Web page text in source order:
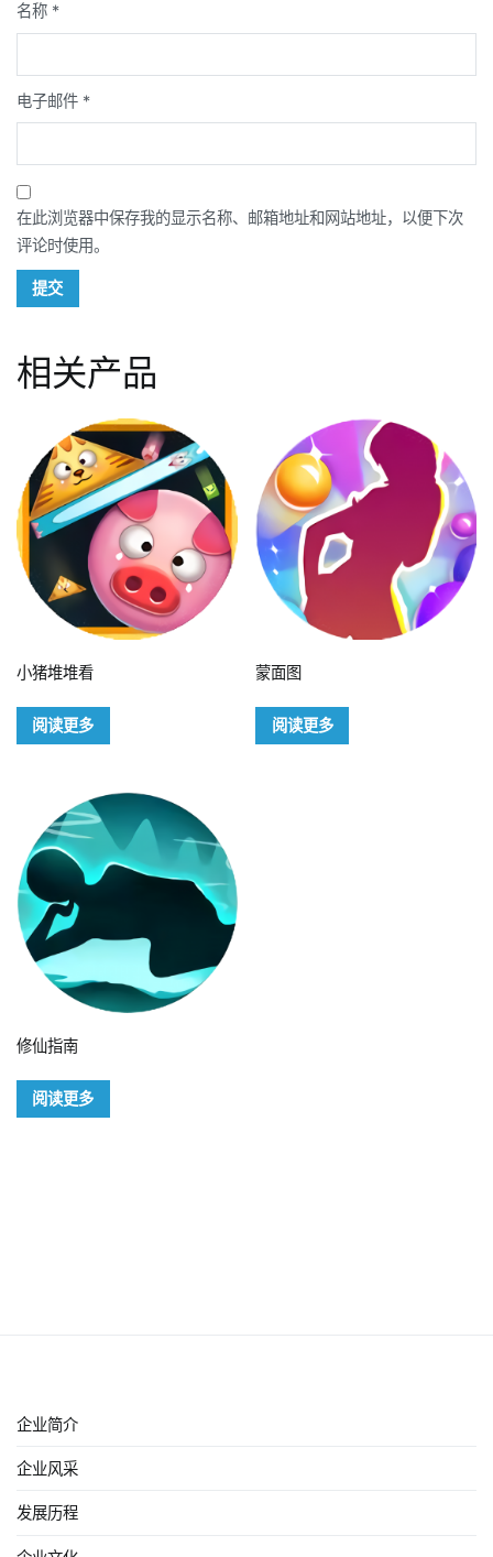
名称 *
电子邮件 *
在此浏览器中保存我的显示名称、邮箱地址和网站地址，以便下次
评论时使用。
相关产品
小猪堆堆看
阅读更多
蒙面图
阅读更多
修仙指南
阅读更多
企业简介
企业风采
发展历程